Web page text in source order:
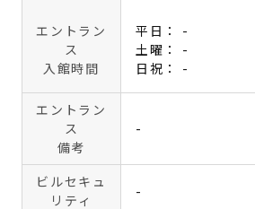
エントラン
ス
入館時間
平日： -
土曜： -
日祝： -
エントラン
ス
備考
-
ビルセキュ
リティ
-